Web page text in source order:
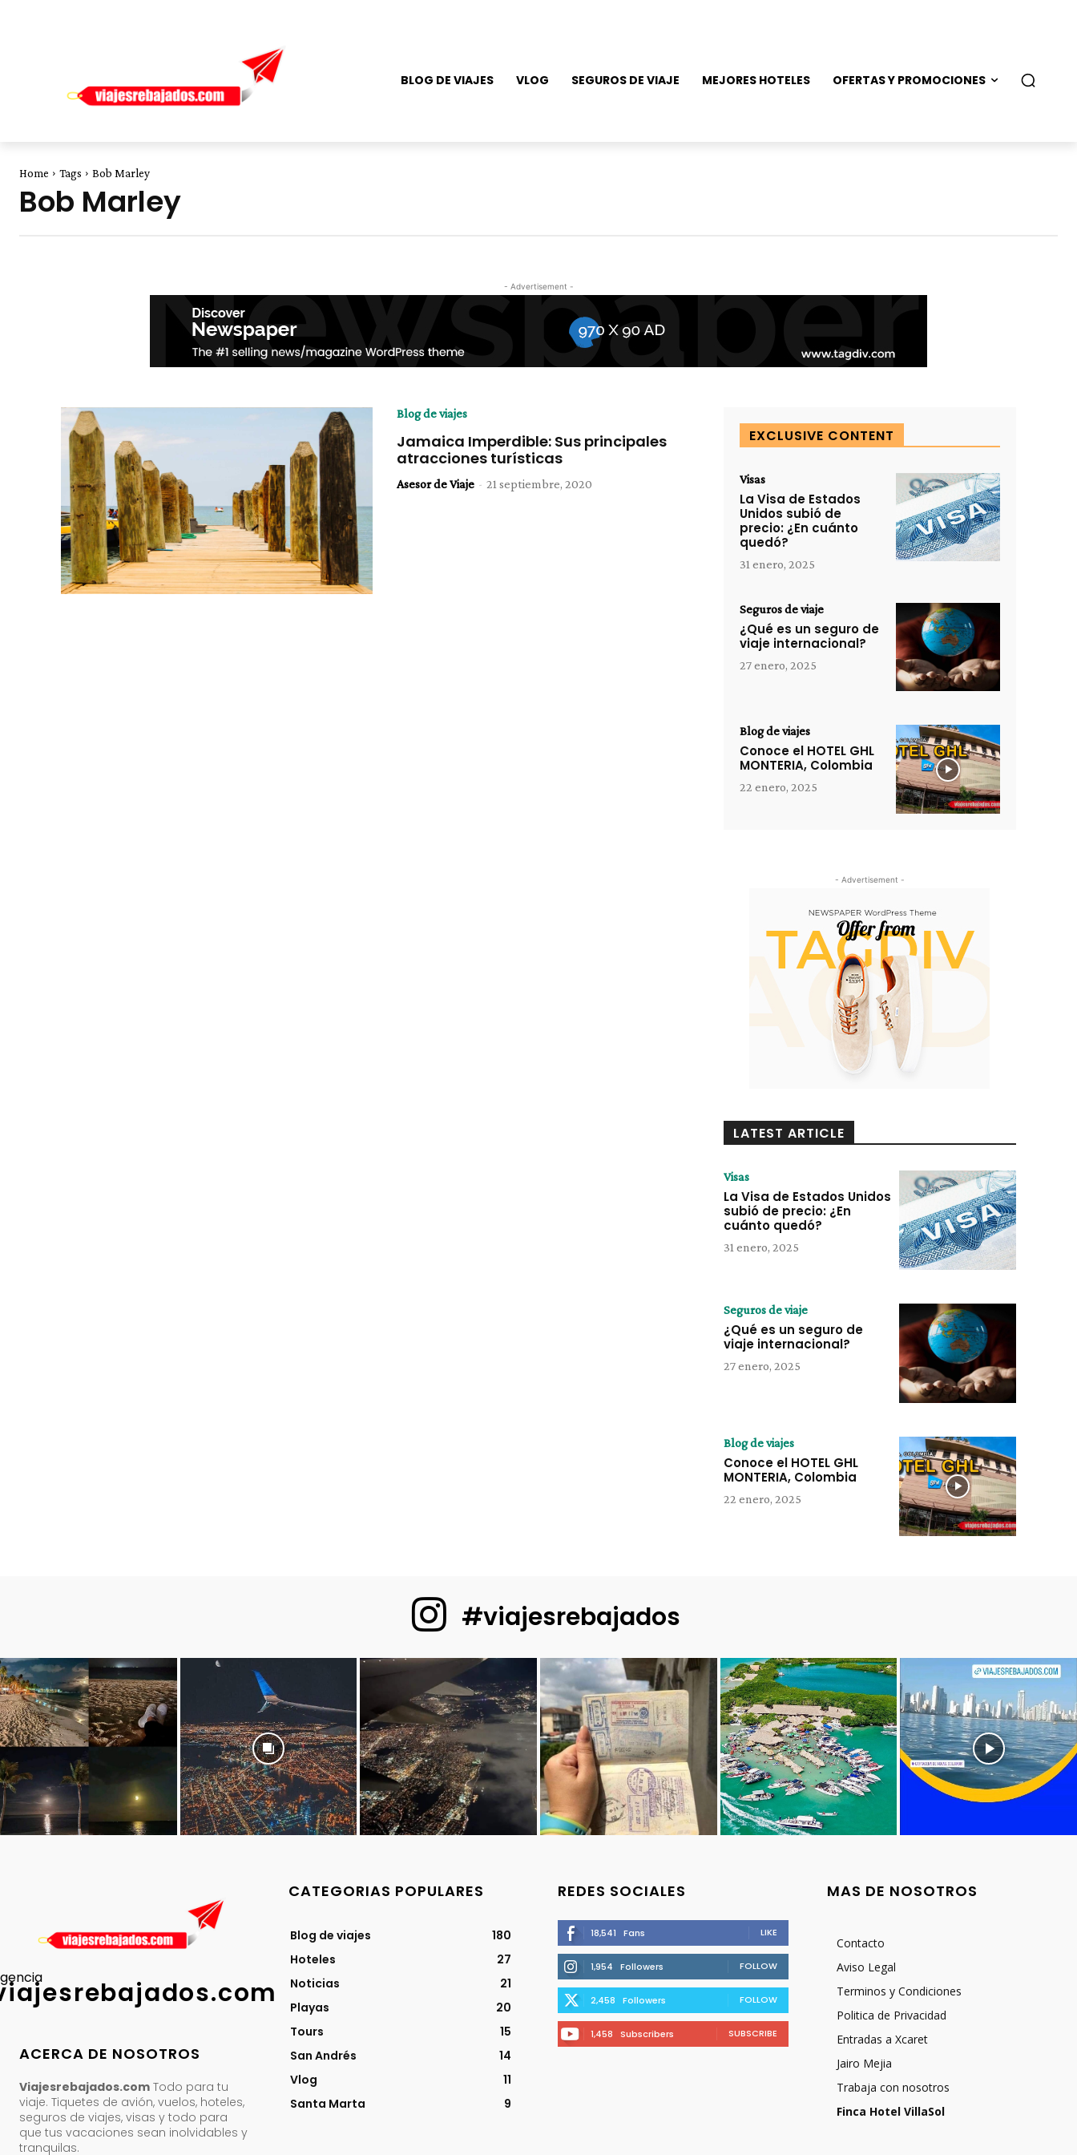
BLOG DE VIAJES VLOG SEGUROS DE VIAJE MEJORES HOTELES OFERTAS Y PROMOCIONES
Home Tags Bob Marley
Bob Marley
- Advertisement -
Blog de viajes
Jamaica Imperdible: Sus principales
atracciones turísticas
Asesor de Viaje - 21 septiembre, 2020
EXCLUSIVE CONTENT
Visas
La Visa de Estados
Unidos subió de
precio: ¿En cuánto
quedó?
31 enero, 2025
Seguros de viaje
¿Qué es un seguro de
viaje internacional?
27 enero, 2025
Blog de viajes
Conoce el HOTEL GHL
MONTERIA, Colombia
22 enero, 2025
- Advertisement -
LATEST ARTICLE
Visas
La Visa de Estados Unidos
subió de precio: ¿En
cuánto quedó?
31 enero, 2025
Seguros de viaje
¿Qué es un seguro de
viaje internacional?
27 enero, 2025
Blog de viajes
Conoce el HOTEL GHL
MONTERIA, Colombia
22 enero, 2025
#viajesrebajados
ACERCA DE NOSOTROS
Viajesrebajados.com Todo para tu
viaje. Tiquetes de avión, vuelos, hoteles,
seguros de viajes, visas y todo para
que tus vacaciones sean inolvidables y
tranquilas.
CATEGORIAS POPULARES
Blog de viajes
180
Hoteles
27
Noticias
21
Playas
20
Tours
15
San Andrés
14
Vlog
11
Santa Marta
9
REDES SOCIALES
18,541 Fans LIKE
1,954 Followers FOLLOW
2,458 Followers FOLLOW
1,458 Subscribers SUBSCRIBE
MAS DE NOSOTROS
Contacto
Aviso Legal
Terminos y Condiciones
Politica de Privacidad
Entradas a Xcaret
Jairo Mejia
Trabaja con nosotros
Finca Hotel VillaSol